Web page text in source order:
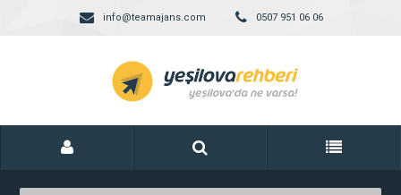
info@teamajans.com 0507 951 06 06